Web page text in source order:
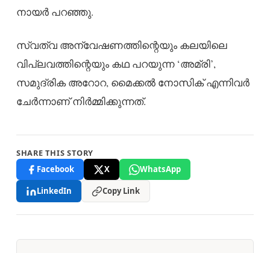
നായർ പറഞ്ഞു.
സ്വത്വ അന്വേഷണത്തിന്റെയും കലയിലെ
വിപ്ലവത്തിന്റെയും കഥ പറയുന്ന ‘അമ്രി’,
സമുദ്രിക അറോറ, മൈക്കൽ നോസിക് എന്നിവർ
ചേർന്നാണ് നിർമ്മിക്കുന്നത്.
SHARE THIS STORY
Facebook
X
WhatsApp
LinkedIn
Copy Link